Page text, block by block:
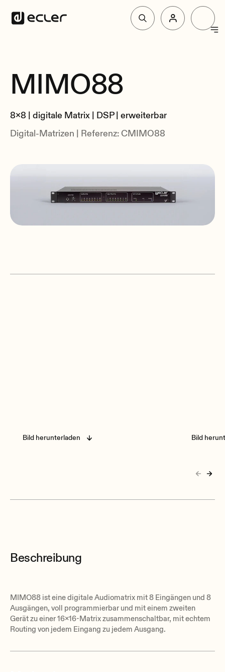
Lösungen
Über Ecler
Unterstützung und Gemeinschaft
überblick
Zusammenhang
MIMO88
8x8 | digitale Matrix | DSP | erweiterbar
Digital-Matrizen | Referenz: CMIMO88
Bild herunterladen Bild
Beschreibung
MIMO88 ist eine digitale Audiomatrix mit 8 Eingängen und 8
Ausgängen, voll programmierbar und mit einem zweiten
Gerät zu einer 16x16-Matrix zusammenschaltbar, mit echtem
Routing von jedem Eingang zu jedem Ausgang.